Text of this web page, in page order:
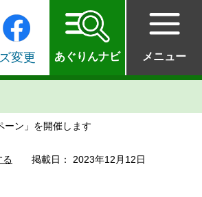
変更 あぐりんナビ メニュー
ーン」を開催します
る 掲載日： 2023年12月12日